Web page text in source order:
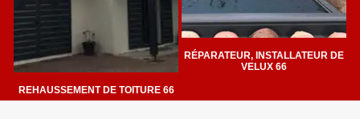
REHAUSSEMENT DE TOITURE 66
RÉPARATEUR, INSTALLATEUR DE
VELUX 66